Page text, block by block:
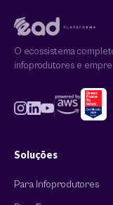
O ecossistema
infoprodutores e
Soluções
Para Infoprodutores